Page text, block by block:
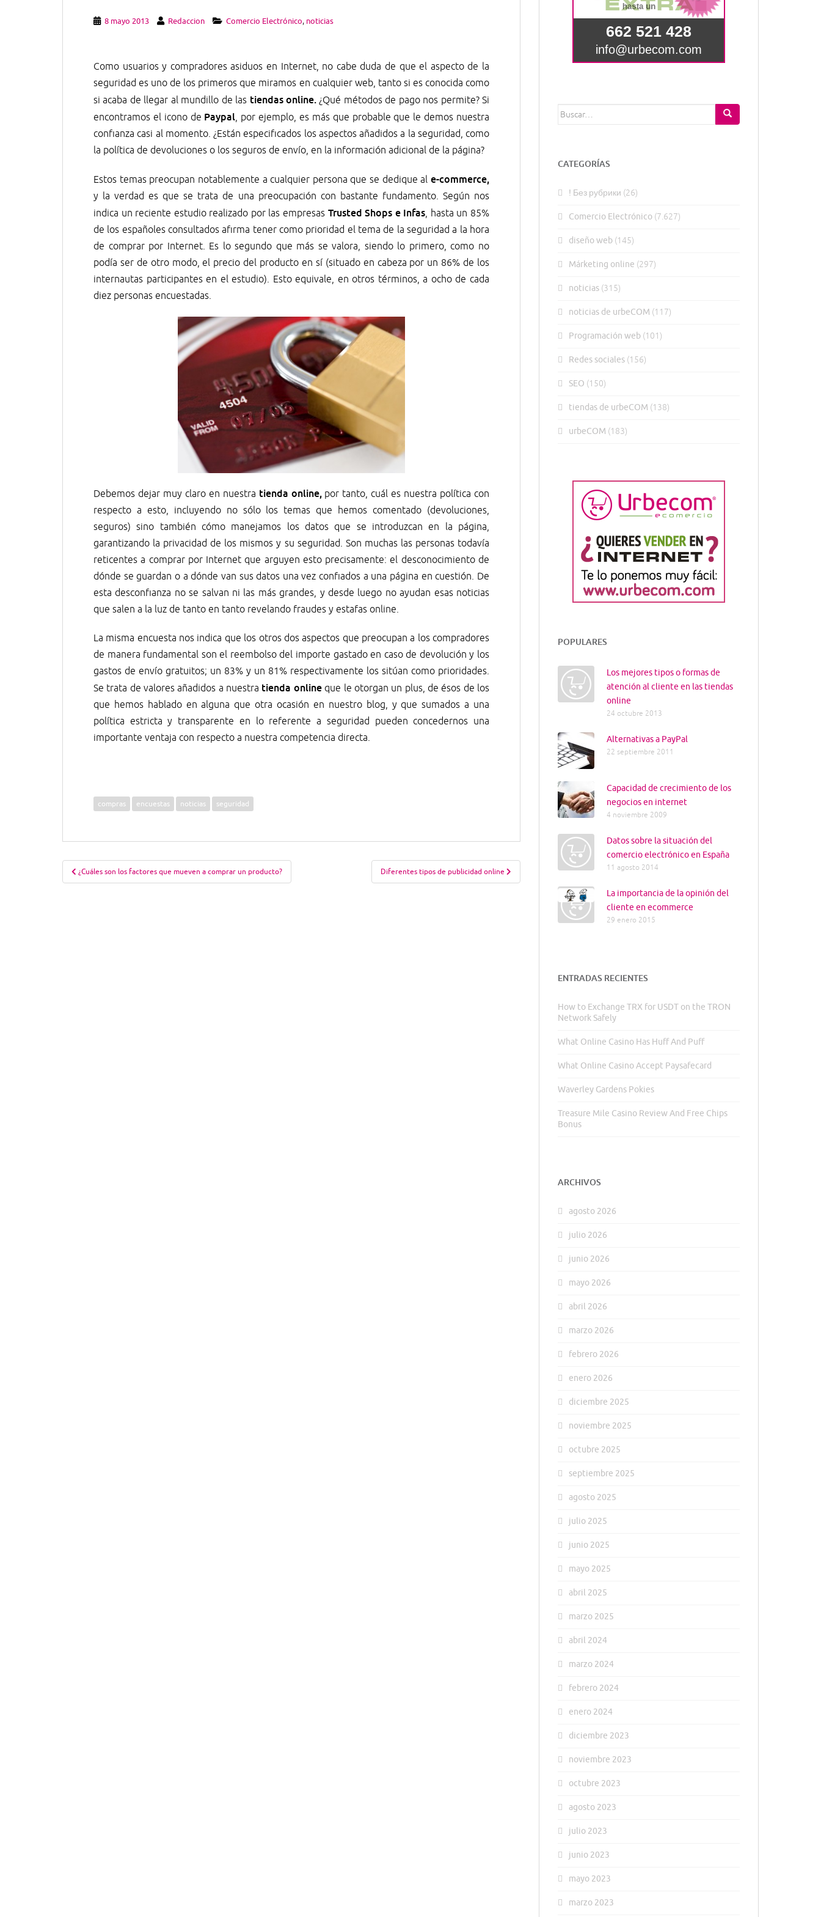
8 mayo 2013 Redaccion Comercio Electrónico, noticias
Como usuarios y compradores asiduos en Internet, no cabe duda de que el aspecto de la
seguridad es uno de los primeros que miramos en cualquier web, tanto si es conocida como
si acaba de llegar al mundillo de las tiendas online.¿Qué métodos de pago nos permite? Si
encontramos el icono de Paypal, por ejemplo, es más que probable que le demos nuestra
confianza casi al momento. ¿Están especificados los aspectos añadidos a la seguridad, como
la política de devoluciones o los seguros de envío, en la información adicional de la página?
Estos temas preocupan notablemente a cualquier persona que se dedique al e-commerce,
y la verdad es que se trata de una preocupación con bastante fundamento. Según nos
indica un reciente estudio realizado por las empresas Trusted Shops e Infas, hasta un 85%
de los españoles consultados afirma tener como prioridad el tema de la seguridad a la hora
de comprar por Internet. Es lo segundo que más se valora, siendo lo primero, como no
podía ser de otro modo, el precio del producto en sí (situado en cabeza por un 86% de los
internautas participantes en el estudio). Esto equivale, en otros términos, a ocho de cada
diez personas encuestadas.
Debemos dejar muy claro en nuestra tienda online,por tanto, cuál es nuestra política con
respecto a esto, incluyendo no sólo los temas que hemos comentado (devoluciones,
seguros) sino también cómo manejamos los datos que se introduzcan en la página,
garantizando la privacidad de los mismos y su seguridad. Son muchas las personas todavía
reticentes a comprar por Internet que arguyen esto precisamente: el desconocimiento de
dónde se guardan o a dónde van sus datos una vez confiados a una página en cuestión. De
esta desconfianza no se salvan ni las más grandes, y desde luego no ayudan esas noticias
que salen a la luz de tanto en tanto revelando fraudes y estafas online.
La misma encuesta nos indica que los otros dos aspectos que preocupan a los compradores
de manera fundamental son el reembolso del importe gastado en caso de devolución y los
gastos de envío gratuitos; un 83% y un 81% respectivamente los sitúan como prioridades.
Se trata de valores añadidos a nuestra tienda onlineque le otorgan un plus, de ésos de los
que hemos hablado en alguna que otra ocasión en nuestro blog, y que sumados a una
política estricta y transparente en lo referente a seguridad pueden concedernos una
importante ventaja con respecto a nuestra competencia directa.
compras encuestas noticias seguridad
Navegación
de
¿Cuáles son los factores que mueven a comprar un producto? Diferentes tipos de publicidad online
Buscar:
CATEGORÍAS
! Без рубрики (26)
Comercio Electrónico (7.627)
diseño web (145)
Márketing online (297)
noticias (315)
noticias de urbeCOM (117)
Programación web (101)
Redes sociales (156)
SEO (150)
tiendas de urbeCOM (138)
urbeCOM (183)
POPULARES
Los mejores tipos o formas de
atención al cliente en las tiendas
online
24 octubre 2013
Alternativas a PayPal
22 septiembre 2011
Capacidad de crecimiento de los
negocios en internet
4 noviembre 2009
Datos sobre la situación del
comercio electrónico en España
11 agosto 2014
La importancia de la opinión del
cliente en ecommerce
29 enero 2015
ENTRADAS RECIENTES
How to Exchange TRX for USDT on the TRON
Network Safely
What Online Casino Has Huff And Puff
What Online Casino Accept Paysafecard
Waverley Gardens Pokies
Treasure Mile Casino Review And Free Chips
Bonus
ARCHIVOS
agosto 2026
julio 2026
junio 2026
mayo 2026
abril 2026
marzo 2026
febrero 2026
enero 2026
diciembre 2025
noviembre 2025
octubre 2025
septiembre 2025
agosto 2025
julio 2025
junio 2025
mayo 2025
abril 2025
marzo 2025
abril 2024
marzo 2024
febrero 2024
enero 2024
diciembre 2023
noviembre 2023
octubre 2023
agosto 2023
julio 2023
junio 2023
mayo 2023
marzo 2023